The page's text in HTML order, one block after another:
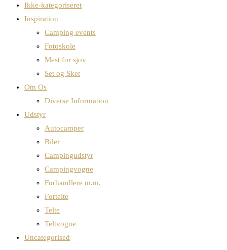
Ikke-kategoriseret
Inspiration
Camping events
Fotoskole
Mest for sjov
Set og Sket
Om Os
Diverse Information
Udstyr
Autocamper
Biler
Campingudstyr
Campingvogne
Forhandlere m.m.
Fortelte
Telte
Teltvogne
Uncategorised